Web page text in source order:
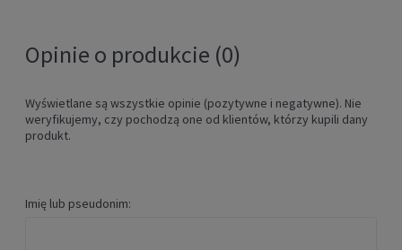
Opinie o produkcie (0)
Wyświetlane są wszystkie opinie (pozytywne i negatywne). Nie
weryfikujemy, czy pochodzą one od klientów, którzy kupili dany
produkt.
Imię lub pseudonim: